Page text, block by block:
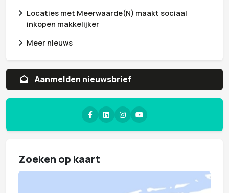
Locaties met Meerwaarde(N) maakt sociaal
inkopen makkelijker
Meer nieuws
Aanvragen whitepaper
Zoeken op kaart